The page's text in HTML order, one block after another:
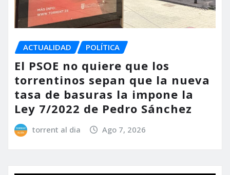
ACTUALIDAD POLÍTICA
El PSOE no quiere que los
torrentinos sepan que la nueva
tasa de basuras la impone la
Ley 7/2022 de Pedro Sánchez
torrent al dia Ago 7, 2026